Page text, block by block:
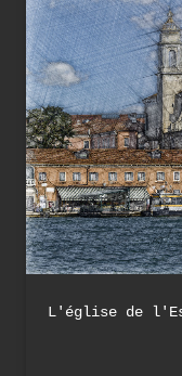
L'église de